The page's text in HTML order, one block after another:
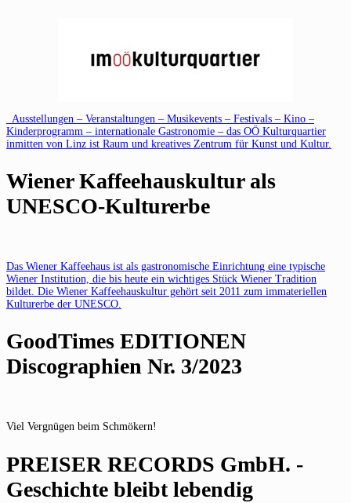
Ausstellungen – Veranstaltungen – Musikevents – Festivals – Kino –
Kinderprogramm – internationale Gastronomie – das OÖ Kulturquartier
inmitten von Linz ist Raum und kreatives Zentrum für Kunst und Kultur.
Wiener Kaffeehauskultur als
UNESCO-Kulturerbe
Das Wiener Kaffeehaus ist als gastronomische Einrichtung eine typische
Wiener Institution, die bis heute ein wichtiges Stück Wiener Tradition
bildet. Die Wiener Kaffeehauskultur gehört seit 2011 zum immateriellen
Kulturerbe der UNESCO.
GoodTimes EDITIONEN
Discographien Nr. 3/2023
Viel Vergnügen beim Schmökern!
PREISER RECORDS GmbH. -
Geschichte bleibt lebendig